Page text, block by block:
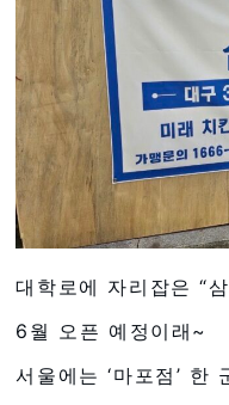
대학로에 자리잡은 “
6월 오픈 예정이래~
서울에는 ‘마포점’ 한